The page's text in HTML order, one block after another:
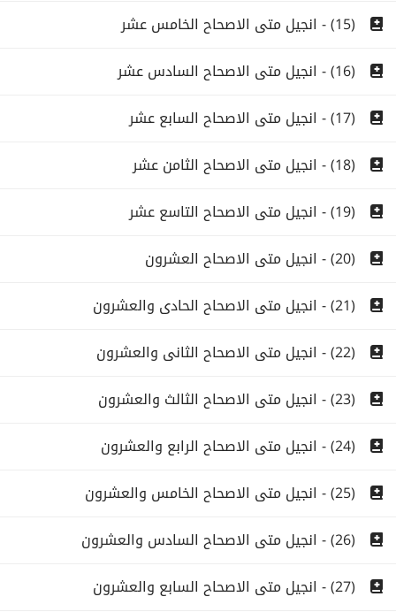
(15) - انجيل متى الاصحاح الخامس عشر
(16) - انجيل متى الاصحاح السادس عشر
(17) - انجيل متى الاصحاح السابع عشر
(18) - انجيل متى الاصحاح الثامن عشر
(19) - انجيل متى الاصحاح التاسع عشر
(20) - انجيل متى الاصحاح العشرون
(21) - انجيل متى الاصحاح الحادى والعشرون
(22) - انجيل متى الاصحاح الثانى والعشرون
(23) - انجيل متى الاصحاح الثالث والعشرون
(24) - انجيل متى الاصحاح الرابع والعشرون
(25) - انجيل متى الاصحاح الخامس والعشرون
(26) - انجيل متى الاصحاح السادس والعشرون
(27) - انجيل متى الاصحاح السابع والعشرون